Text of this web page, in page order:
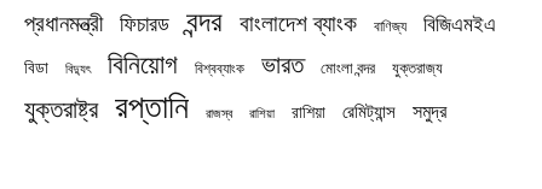
প্রধানমন্ত্রী ফিচারড বন্দর বাংলাদেশ ব্যাংক বাণিজ্য বিজিএমইএ
বিডা বিদ্যুৎ বিনিয়োগ বিশ্বব্যাংক ভারত মোংলা বন্দর যুক্তরাজ্য
যুক্তরাষ্ট্র রপ্তানি রাজস্ব রাশিয়া রাশিয়া রেমিট্যান্স সমুদ্র